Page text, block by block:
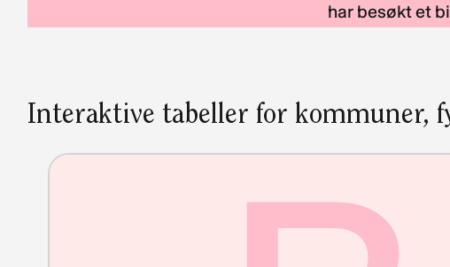
har besøkt et
Interaktive tabeller for kommuner,